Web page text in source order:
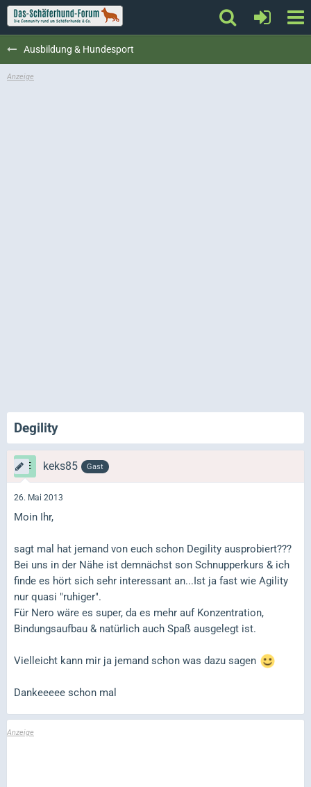
Ausbildung & Hundesport
Degility
keks85 Gast
26. Mai 2013
Moin Ihr,
sagt mal hat jemand von euch schon Degility ausprobiert???
Bei uns in der Nähe ist demnächst son Schnupperkurs & ich
finde es hört sich sehr interessant an...Ist ja fast wie Agility
nur quasi "ruhiger".
Für Nero wäre es super, da es mehr auf Konzentration,
Bindungsaufbau & natürlich auch Spaß ausgelegt ist.
Vielleicht kann mir ja jemand schon was dazu sagen
Dankeeeee schon mal